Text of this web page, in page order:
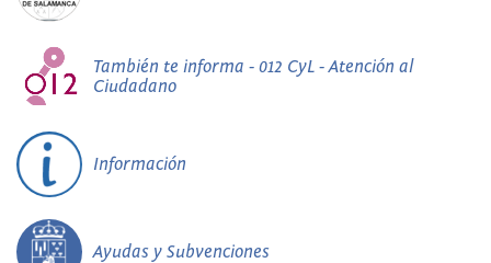
También te informa - 012 CyL - Atención al
Ciudadano
Información
Ayudas y Subvenciones